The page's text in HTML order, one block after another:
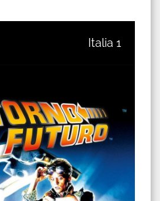
Italia 1